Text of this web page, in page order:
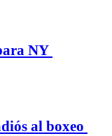
NY
al boxeo